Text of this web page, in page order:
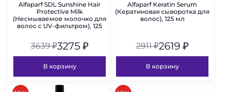
Alfaparf SDL Sunshine Hair
Protective Milk
(Несмываемое молочко для
волос с UV-фильтром), 125
3639₽3275₽
В корзину
Alfaparf Keratin Serum
(Кератиновая сыворотка для
волос), 125 мл
2911₽2619₽
В корзину